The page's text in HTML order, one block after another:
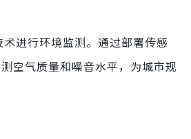
进行环境监测。通过部署传感
空气质量和噪音水平，为城市规